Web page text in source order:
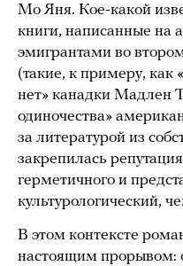
Мо Яня. Кое-какой
книги, написанные на
эмигрантами во
(такие, к примеру, как
нет» канадки Мадлен
одиночества»
за литературой из
закрепилась
герметичного и
культурологический,
В этом контексте
настоящим прорывом: